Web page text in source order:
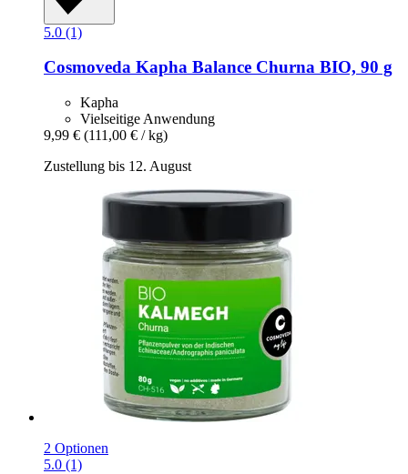
5.0 (1)
Cosmoveda Kapha Balance Churna BIO, 90 g
Kapha
Vielseitige Anwendung
9,99 € (111,00 € / kg)
Zustellung bis 12. August
2 Optionen
5.0 (1)